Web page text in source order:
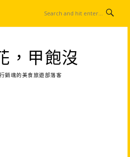
，甲飽沒
銷魂的美食旅遊部落客